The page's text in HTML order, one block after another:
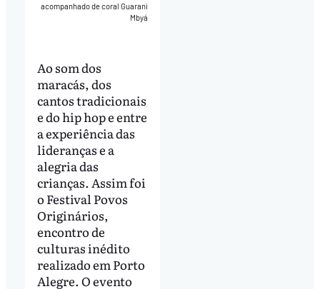
acompanhado de coral Guarani
Mbyá
Ao som dos
maracás, dos
cantos tradicionais
e do hip hop e entre
a experiência das
lideranças e a
alegria das
crianças. Assim foi
o Festival Povos
Originários,
encontro de
culturas inédito
realizado em Porto
Alegre. O evento